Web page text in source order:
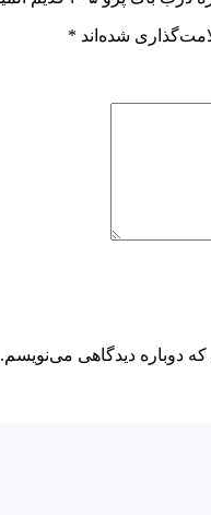
شده‌اند *
دوباره دیدگاهی می‌نویسم.